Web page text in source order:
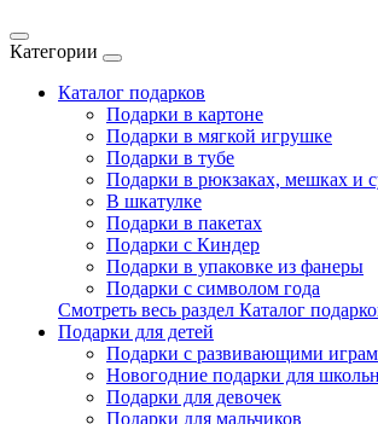
Категории
Каталог подарков
Подарки в картоне
Подарки в мягкой игрушке
Подарки в тубе
Подарки в рюкзаках, мешках и
В шкатулке
Подарки в пакетах
Подарки с Киндер
Подарки в упаковке из фанеры
Подарки с символом года
Смотреть весь раздел Каталог
Подарки для детей
Подарки с развивающими
Новогодние подарки для
Подарки для девочек
Подарки для мальчиков